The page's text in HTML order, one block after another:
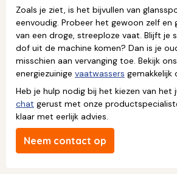
Zoals je ziet, is het bijvullen van
eenvoudig. Probeer het gewoon zelf en
van een droge, streeploze vaat. Blijft je
dof uit de machine komen? Dan is je
misschien aan vervanging toe. Bekijk
energiezuinige vaatwassers gemakkelijk
Heb je hulp nodig bij het kiezen van het
chat gerust met onze
klaar met eerlijk advies.
Neem contact op